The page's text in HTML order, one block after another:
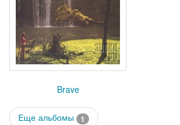
Brave
Еще альбомы 1